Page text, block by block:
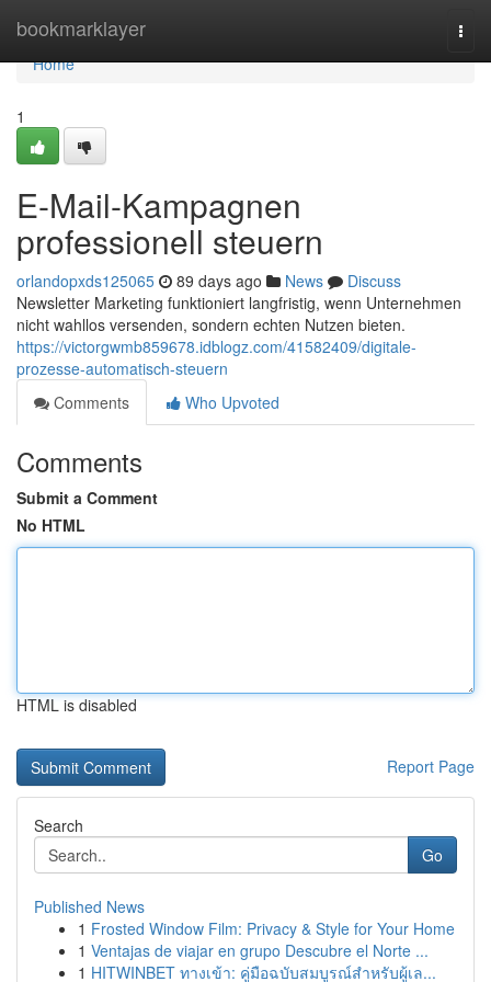
bookmarklayer
Home
Home
1
E-Mail-Kampagnen
professionell steuern
orlandopxds125065 89 days ago News
Discuss
Newsletter Marketing funktioniert langfristig, wenn Unternehmen
nicht wahllos versenden, sondern echten Nutzen bieten.
https://victorgwmb859678.idblogz.com/41582409/digitale-
prozesse-automatisch-steuern
Comments
Who Upvoted
Comments
Submit a Comment
No HTML
HTML is disabled
Report Page
Search
Go
Published News
1 Frosted Window Film: Privacy & Style for Your Home
1 Ventajas de viajar en grupo Descubre el Norte ...
1 HITWINBET ทางเข้า: คู่มือฉบับสมบูรณ์สำหรับผู้เล...